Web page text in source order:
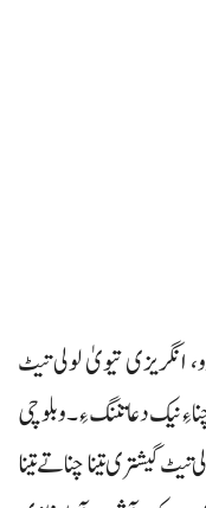
انگریزی تیویٰ لولی تیٹ
نیک دعاتننگ ءِ۔ و بلوچی
گیشتری تینا چنا تے تینا